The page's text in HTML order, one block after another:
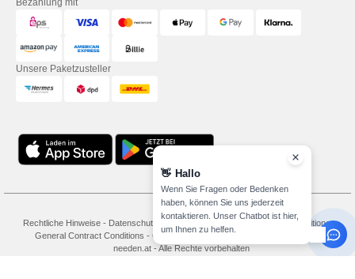
Bezahlung mit
Unsere Paketzusteller
Rechtliche Hinweise- Datenschutzbestimmungen Bedingungen und Konditionen-
General Contract Conditions - Cookie-Richtlinie-Site Map
Copyright 2026
needen.at - Alle Rechte vorbehalten
👋 Hallo
Wenn Sie Fragen oder Bedenken
haben, können Sie uns jederzeit
kontaktieren. Unser Chatbot ist hier,
um Ihnen zu helfen.